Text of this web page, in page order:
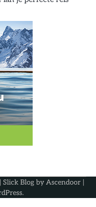
Slick Blog by Ascendoor|
.